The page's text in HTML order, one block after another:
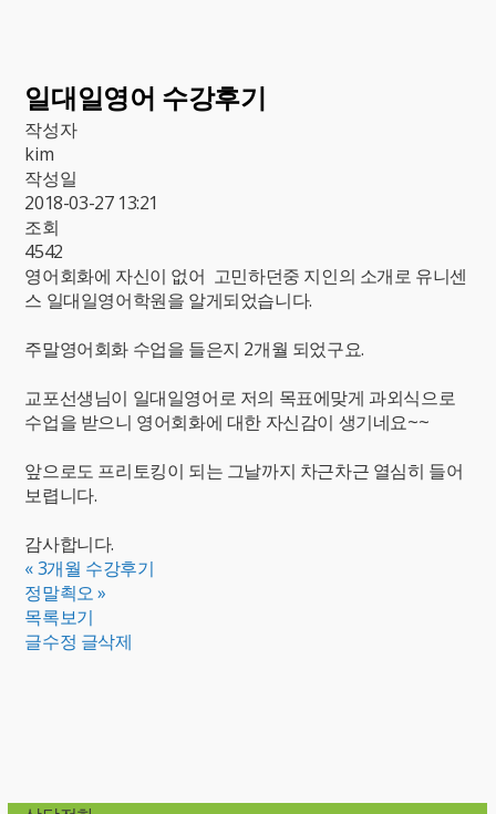
일대일영어 수강후기
작성자
kim
작성일
2018-03-27 13:21
조회
4542
영어회화에 자신이 없어 고민하던중 지인의 소개로 유니센
스 일대일영어학원을 알게되었습니다.
주말영어회화 수업을 들은지 2개월 되었구요.
교포선생님이 일대일영어로 저의 목표에맞게 과외식으로
수업을 받으니 영어회화에 대한 자신감이 생기네요~~
앞으로도 프리토킹이 되는 그날까지 차근차근 열심히 들어
보렵니다.
감사합니다.
«3개월 수강후기
정말쵝오 »
목록보기
글수정 글삭제